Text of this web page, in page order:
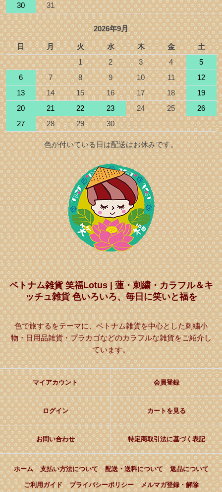
30
31
2026年9月
日 月 火 水 木 金
土
1
2 3 4
5
6
7 8 9 10 11
12
13
14 15 16 17 18
19
20
21 22 23 24 25
26
27
28 29 30
色が付いている日は配送はお休みです。
ベトナム雑貨 笑福Lotus | 蓮・刺繍・カラフル＆キ
ッチュ雑貨 色いろいろ、毎日に笑いと福を
色で旅するをテーマに、ベトナム雑貨を中心とした刺繍小
物・日用品雑貨・プラカゴなどのカラフルな雑貨をご紹介し
ています。
マイアカウント 会員登録
ログイン カートを見る
お問い合わせ 特定商取引法に基づく表記
ホーム 支払い方法について 配送・送料について 返品について
ご利用ガイド プライバシーポリシー メルマガ登録・解除